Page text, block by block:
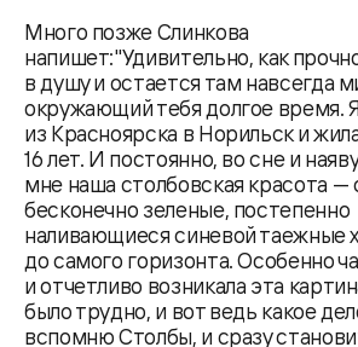
Много позже Слинкова
напишет:"Удивительно, как
в душу и остается там навсегда
окружающий тебя долгое время.
из Красноярска в Норильск и
16 лет. И постоянно, во сне и
мне наша столбовская красота —
бесконечно зеленые, постепенно
наливающиеся синевой таежные
до самого горизонта. Особенно
и отчетливо возникала эта
было трудно, и вот ведь какое
вспомню Столбы, и сразу